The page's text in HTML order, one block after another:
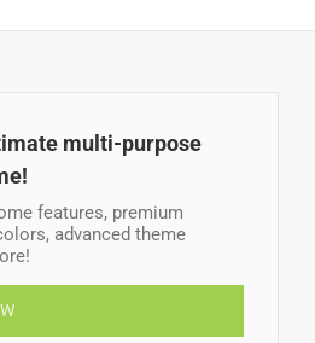
multi-purpose
features, premium
advanced theme